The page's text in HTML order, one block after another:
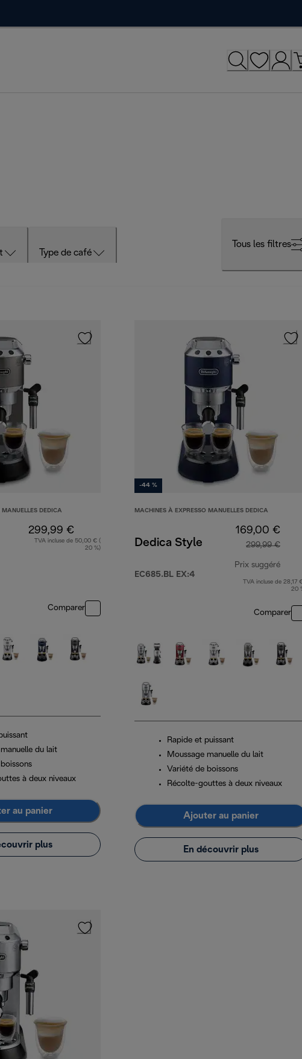
Type de café
Tous les filtres
DEDICA
299,99 €
TVA incluse de 50,00 € (
20 %)
Comparer
du lait
à deux niveaux
au panier
plus
-44 %
MACHINES À EXPRESSO MANUELLES DEDICA
Dedica Style
EC685.BL EX:4
169,00 €
299,99 €
Prix suggéré
prix
TVA incluse de 28,17
20
Comparer
Rapide et puissant
Moussage manuelle du lait
Variété de boissons
Récolte-gouttes à deux niveaux
Ajouter au panier
En découvrir plus